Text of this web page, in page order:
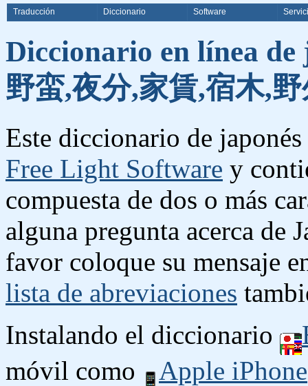
Traducción Diccionario Software
Diccionario en línea
野蛮,夜分,家賃,宿木,
Este diccionario de
Free Light Software y
compuesta de dos o más
alguna pregunta acerca de
favor coloque su mensaje
lista de abreviaciones
Instalando el diccionario
móvil como
Apple iPhone